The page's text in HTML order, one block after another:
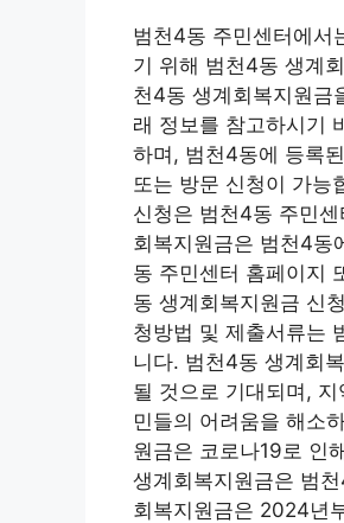
범천4동 주민센터에서
기 위해 범천4동 생계
천4동 생계회복지원금
래 정보를 참고하시기
하며, 범천4동에 등록
또는 방문 신청이 가능
신청은 범천4동 주민
회복지원금은 범천4동
동 주민센터 홈페이지
동 생계회복지원금 신
청방법 및 제출서류는
니다. 범천4동 생계회
될 것으로 기대되며,
민들의 어려움을 해소
원금은 코로나19로 인
생계회복지원금은 범
회복지원금은 2024년